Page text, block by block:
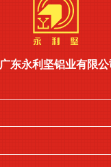
广东永利坚铝业有限公